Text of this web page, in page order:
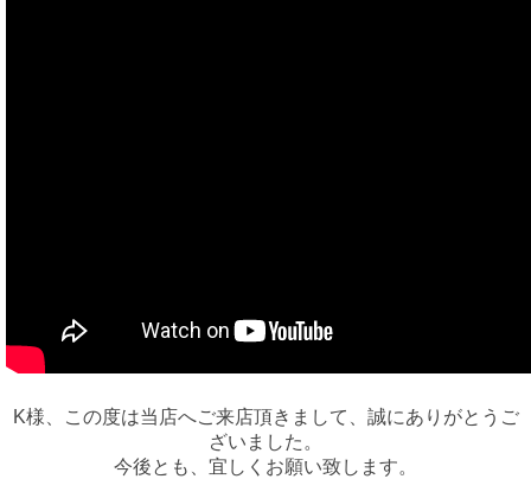
K様、この度は当店へご来店頂きまして、誠にありがとうご
ざいました。
今後とも、宜しくお願い致します。